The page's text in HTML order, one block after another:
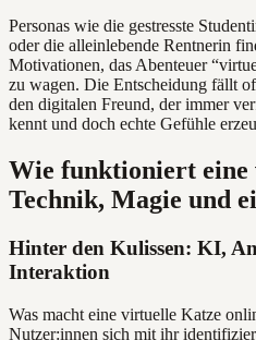
Personas wie die gestresste
oder die alleinlebende Rentnerin
Motivationen, das Abenteuer
zu wagen. Die Entscheidung fällt
den digitalen Freund, der immer
kennt und doch echte Gefühle
Wie funktioniert
Technik, Magie und
Hinter den Kulissen: KI,
Interaktion
Was macht eine virtuelle Katze
Nutzer:innen sich mit ihr